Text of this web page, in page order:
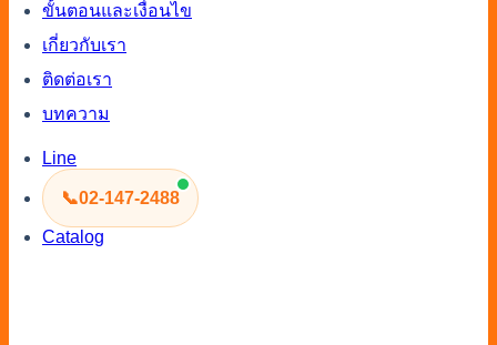
ขั้นตอนและเงื่อนไข
เกี่ยวกับเรา
ติดต่อเรา
บทความ
Line
📞02-147-2488
Catalog